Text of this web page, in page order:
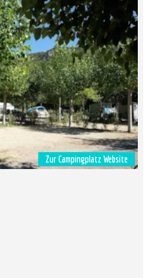
Zur Campingplatz Website